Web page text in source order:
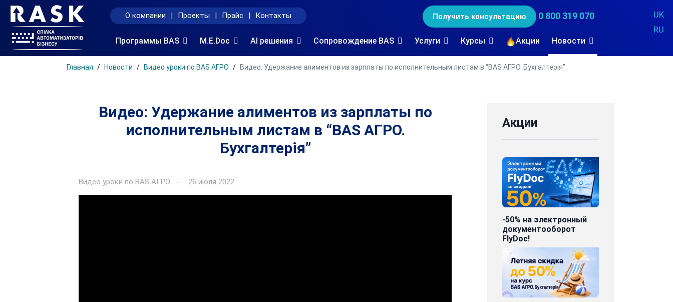
О компании | Проекты | Прайс | Контакты Получить консультацию 0 800 319 070
UK
RU
Программы BAS M.E.Doc AI решения Сопровождение BAS Услуги Курсы Акции Новости
Главная Новости Видео уроки по BAS АГРО Видео: Удержание алиментов из зарплаты по исполнительным листам в “BAS АГРО. Бухгалтерія”
Видео: Удержание алиментов из зарплаты по
исполнительным листам в “BAS АГРО.
Бухгалтерія”
Видео уроки по BAS АГРО 26 июля 2022
Акции
-50% на электронный
документооборот
FlyDoc!